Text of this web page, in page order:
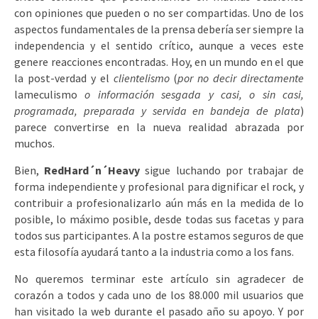
con opiniones que pueden o no ser compartidas. Uno de los
aspectos fundamentales de la prensa debería ser siempre la
independencia y el sentido crítico, aunque a veces este
genere reacciones encontradas. Hoy, en un mundo en el que
la post-verdad y el clientelismo(por no decir directamente
lameculismo o información sesgada y casi, o sin casi,
programada, preparada y servida en bandeja de plata)
parece convertirse en la nueva realidad abrazada por
muchos.
Bien, RedHard´n´Heavy sigue luchando por trabajar de
forma independiente y profesional para dignificar el rock, y
contribuir a profesionalizarlo aún más en la medida de lo
posible, lo máximo posible, desde todas sus facetas y para
todos sus participantes. A la postre estamos seguros de que
esta filosofía ayudará tanto a la industria como a los fans.
No queremos terminar este artículo sin agradecer de
corazón a todos y cada uno de los 88.000 mil usuarios que
han visitado la web durante el pasado año su apoyo. Y por